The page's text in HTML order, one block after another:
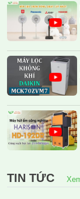
TIN TỨC